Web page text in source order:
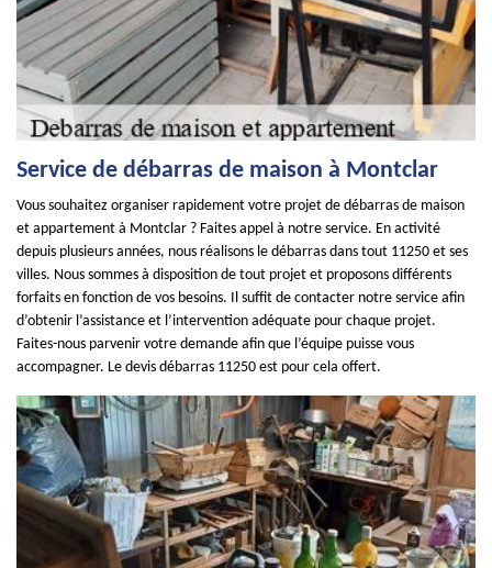
Service de débarras de maison à Montclar
Vous souhaitez organiser rapidement votre projet de débarras de maison
et appartement à Montclar ? Faites appel à notre service. En activité
depuis plusieurs années, nous réalisons le débarras dans tout 11250 et ses
villes. Nous sommes à disposition de tout projet et proposons différents
forfaits en fonction de vos besoins. Il suffit de contacter notre service afin
d’obtenir l’assistance et l’intervention adéquate pour chaque projet.
Faites-nous parvenir votre demande afin que l’équipe puisse vous
accompagner. Le devis débarras 11250 est pour cela offert.